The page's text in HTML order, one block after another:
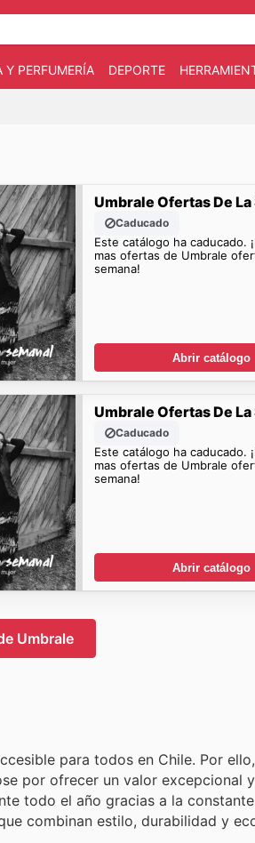
Y PERFUMERÍA DEPORTE
Umbrale Ofertas De La
Caducado
Este catálogo ha caducado.
mas ofertas de Umbrale
semana!
Abrir catálogo
Umbrale Ofertas De La
Caducado
Este catálogo ha caducado.
mas ofertas de Umbrale
semana!
Abrir catálogo
Umbrale
para todos en Chile. Por
por ofrecer un valor excepcional
todo el año gracias a la constante
combinan estilo, durabilidad y